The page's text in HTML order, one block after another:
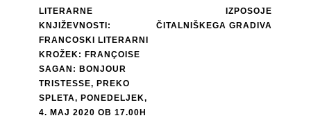
navigation
LITERARNE
KNJIŽEVNOSTI:
FRANCOSKI LITERARNI
KROŽEK: FRANÇOISE
SAGAN: BONJOUR
TRISTESSE, PREKO
SPLETA, PONEDELJEK,
4. MAJ 2020 OB 17.00H
IZPOSOJE
ČITALNIŠKEGA GRADIVA